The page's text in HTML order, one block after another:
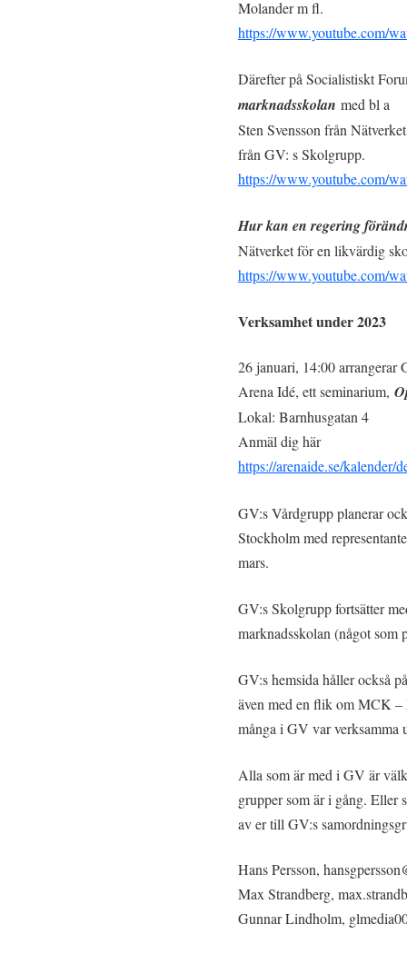
Molander m fl.
https://www.youtube.com/
Därefter på Socialistiskt
marknadsskolan med bl a
Sten Svensson från
från GV: s Skolgrupp.
https://www.youtube.com/
Hur kan en regering
Nätverket för en likvärdig
https://www.youtube.com/
Verksamhet under 2023
26 januari, 14:00 arrangerar
Arena Idé, ett seminarium,
Lokal: Barnhusgatan 4
Anmäl dig här
https://arenaide.se/kalender/
GV:s Vårdgrupp planerar
Stockholm med
mars.
GV:s Skolgrupp fortsätter
marknadsskolan (något som
GV:s hemsida håller också
även med en flik om MCK –
många i GV var verksamma
Alla som är med i GV är
grupper som är i gång. Eller
av er till GV:s
Hans Persson,
Max Strandberg,
Gunnar Lindholm,